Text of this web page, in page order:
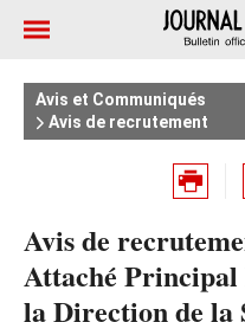
Avis et Communiqués
Avis de recrutement
Avis de
Attaché
la Direction de la